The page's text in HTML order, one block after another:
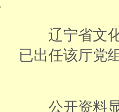
辽宁省文化
已出任该厅党
公开资料显